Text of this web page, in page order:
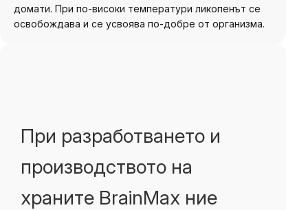
домати. При по-високи температури ликопенът се
освобождава и се усвоява по-добре от организма.
При разработването и
производството на
храните BrainMax ние